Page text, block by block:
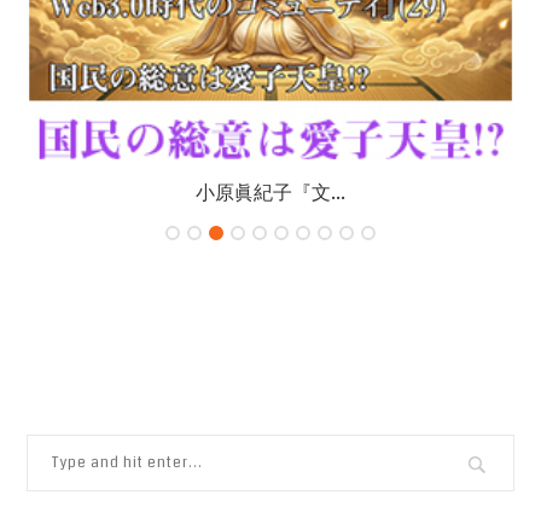
りょんさんの連...